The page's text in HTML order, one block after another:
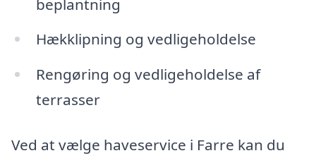
beplantning
Hækklipning og vedligeholdelse
Rengøring og vedligeholdelse af
terrasser
Ved at vælge haveservice i Farre kan du